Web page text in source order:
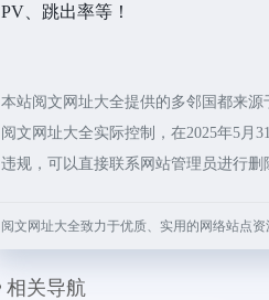
PV、跳出率等！
本站阅文网址大全提供的多邻国都来
阅文网址大全实际控制，在2025年5月
违规，可以直接联系网站管理员进行删
阅文网址大全致力于优质、实用的网络站点资
相关导航